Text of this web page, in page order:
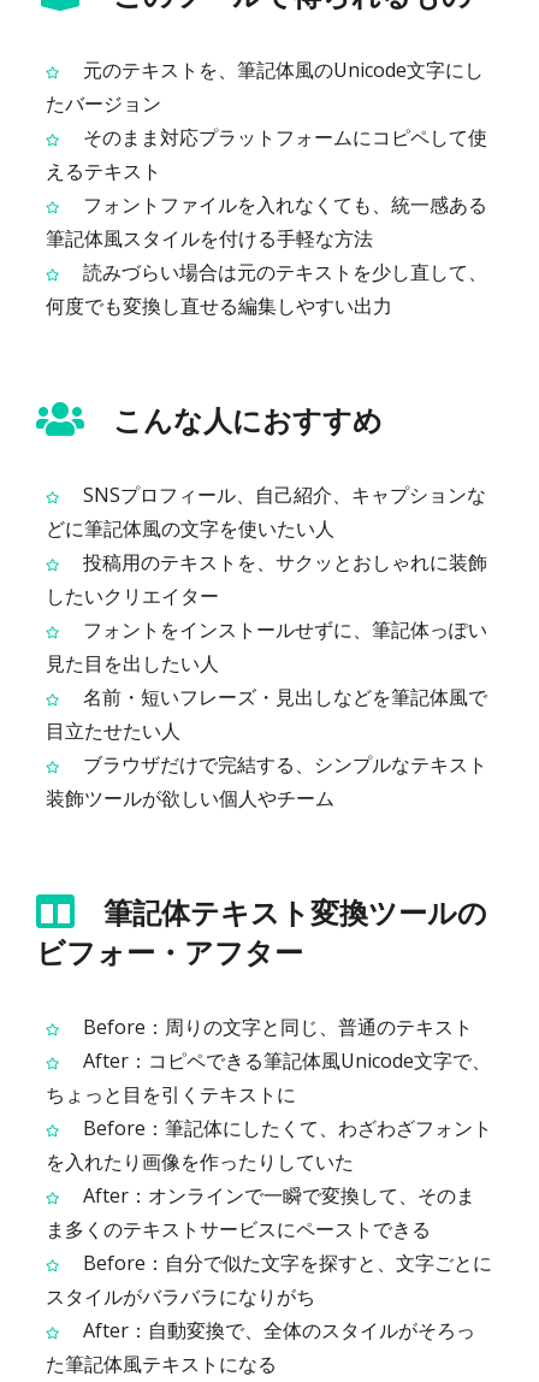
元のテキストを、筆記体風のUnicode文字にし
たバージョン
そのまま対応プラットフォームにコピペして使
えるテキスト
フォントファイルを入れなくても、統一感ある
筆記体風スタイルを付ける手軽な方法
読みづらい場合は元のテキストを少し直して、
何度でも変換し直せる編集しやすい出力
こんな人におすすめ
SNSプロフィール、自己紹介、キャプションな
どに筆記体風の文字を使いたい人
投稿用のテキストを、サクッとおしゃれに装飾
したいクリエイター
フォントをインストールせずに、筆記体っぽい
見た目を出したい人
名前・短いフレーズ・見出しなどを筆記体風で
目立たせたい人
ブラウザだけで完結する、シンプルなテキスト
装飾ツールが欲しい個人やチーム
筆記体テキスト変換ツールの
ビフォー・アフター
Before：周りの文字と同じ、普通のテキスト
After：コピペできる筆記体風Unicode文字で、
ちょっと目を引くテキストに
Before：筆記体にしたくて、わざわざフォント
を入れたり画像を作ったりしていた
After：オンラインで一瞬で変換して、そのま
ま多くのテキストサービスにペーストできる
Before：自分で似た文字を探すと、文字ごとに
スタイルがバラバラになりがち
After：自動変換で、全体のスタイルがそろっ
た筆記体風テキストになる